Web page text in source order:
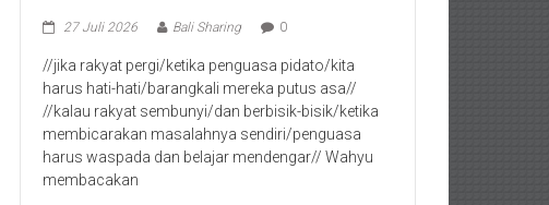
27 Juli 2026 Bali Sharing 0
//jika rakyat pergi/ketika penguasa pidato/kita
harus hati-hati/barangkali mereka putus asa//
//kalau rakyat sembunyi/dan berbisik-bisik/ketika
membicarakan masalahnya sendiri/penguasa
harus waspada dan belajar mendengar// Wahyu
membacakan